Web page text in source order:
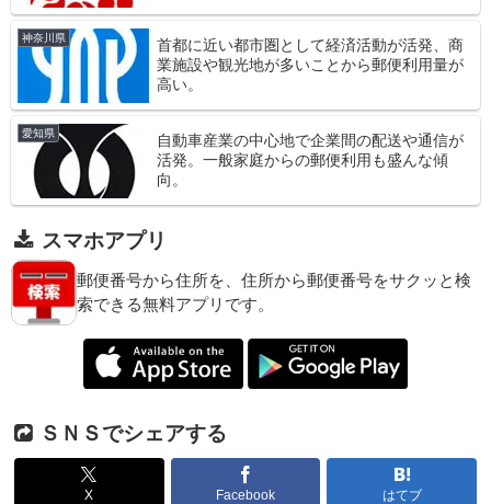
神奈川県
首都に近い都市圏として経済活動が活発、商
業施設や観光地が多いことから郵便利用量が
高い。
愛知県
自動車産業の中心地で企業間の配送や通信が
活発。一般家庭からの郵便利用も盛んな傾
向。
スマホアプリ
郵便番号から住所を、住所から郵便番号をサクッと検
索できる無料アプリです。
ＳＮＳでシェアする
X Facebook はてブ